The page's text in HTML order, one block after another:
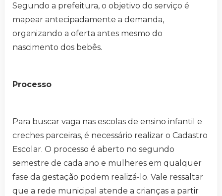
Segundo a prefeitura, o objetivo do serviço é
mapear antecipadamente a demanda,
organizando a oferta antes mesmo do
nascimento dos bebês.
Processo
Para buscar vaga nas escolas de ensino infantil e
creches parceiras, é necessário realizar o Cadastro
Escolar. O processo é aberto no segundo
semestre de cada ano e mulheres em qualquer
fase da gestação podem realizá-lo. Vale ressaltar
que a rede municipal atende a crianças a partir